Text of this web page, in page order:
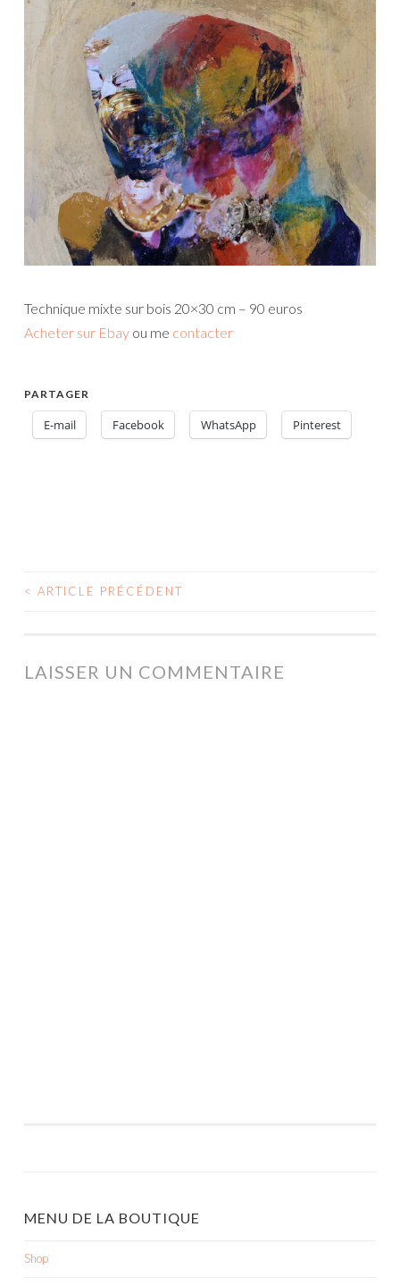
Technique mixte sur bois 20×30 cm – 90 euros
Acheter sur Ebay ou me contacter
PARTAGER
E-mail Facebook WhatsApp Pinterest
NAVIGATION
ARTICLES
< ARTICLE PRÉCÉDENT
LAISSER UN COMMENTAIRE
MENU DE LA BOUTIQUE
Shop